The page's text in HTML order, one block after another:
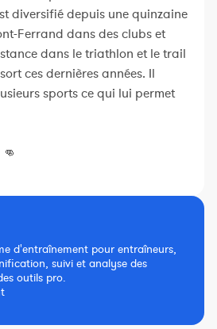
diversifié depuis une quinzaine
Ferrand dans des clubs et
dans le triathlon et le trail
ces dernières années. Il
sports ce qui lui permet
d'entraînement pour entraîneurs,
suivi et analyse des
outils pro.